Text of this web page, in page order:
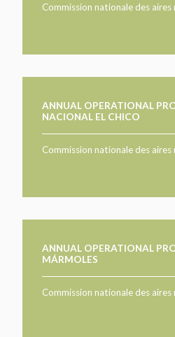
Commission nationale des
ANNUAL OPERATIONAL
NACIONAL EL CHICO
Commission nationale des
ANNUAL OPERATIONAL
MÁRMOLES
Commission nationale des